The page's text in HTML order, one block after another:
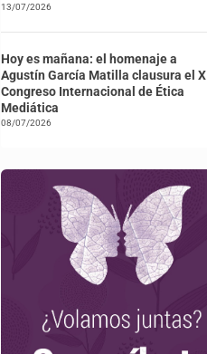
13/07/2026
Hoy es mañana: el homenaje a
Agustín García Matilla clausura el X
Congreso Internacional de Ética
Mediática
08/07/2026